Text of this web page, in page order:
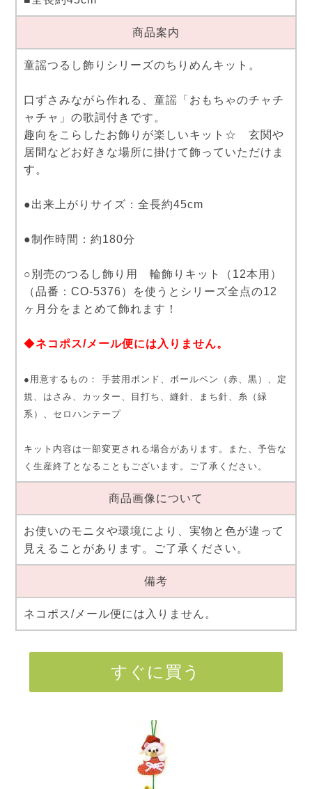
商品案内
童謡つるし飾りシリーズのちりめんキット。
口ずさみながら作れる、童謡「おもちゃのチャチ
ャチャ」の歌詞付きです。
趣向をこらしたお飾りが楽しいキット☆ 玄関や
居間などお好きな場所に掛けて飾っていただけま
す。
●出来上がりサイズ：全長約45cm
●制作時間：約180分
○別売のつるし飾り用 輪飾りキット（12本用）
（品番：CO-5376）を使うとシリーズ全点の12
ヶ月分をまとめて飾れます！
◆ネコポス/メール便には入りません。
●用意するもの： 手芸用ボンド、ボールペン（赤、黒）、定
規、はさみ、カッター、目打ち、縫針、まち針、糸（緑
系）、セロハンテープ
キット内容は一部変更される場合があります。また、予告な
く生産終了となることもございます。ご了承ください。
商品画像について
お使いのモニタや環境により、実物と色が違って
見えることがあります。ご了承ください。
備考
ネコポス/メール便には入りません。
すぐに買う